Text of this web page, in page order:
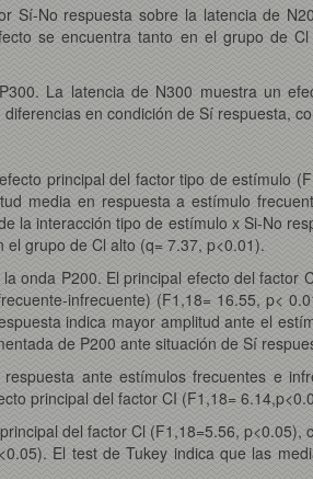
Sí-No respuesta sobre la latencia de
se encuentra tanto en el grupo de
La latencia de N300 muestra un
en condición de Sí respuesta,
principal del factor tipo de estímulo
media en respuesta a estímulo
la interacción tipo de estímulo x Si-No
grupo de Cl alto (q= 7.37, p<0.01).
onda P200. El principal efecto del
infrecuente) (F1,18= 16.55, p<
indica mayor amplitud ante el
de P200 ante situación de Sí
ante estímulos frecuentes e
principal del factor CI (F1,18=
del factor Cl (F1,18=5.56,
El test de Tukey indica que las